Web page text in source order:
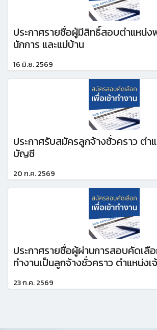
ประกาศรายชื่อผู้มีสิทธิ์สอบตำแหน่
นักการ และแม่บ้าน
16 มิ.ย. 2569
ประกาศรับสมัครลูกจ้างชั่วคราว ตำ
บัญชี
20 ก.ค. 2569
ประกาศรายชื่อผู้ผ่านการสอบคัดเลื
ทำงานเป็นลูกจ้างชั่วคราว ตำแหน่ง
23 ก.ค. 2569